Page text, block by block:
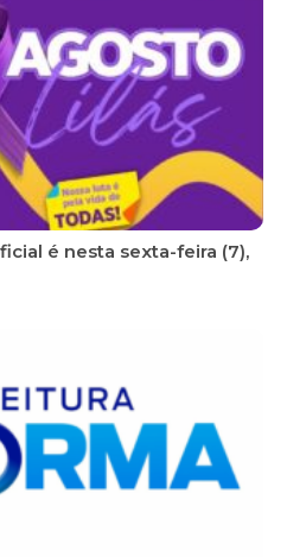
é nesta sexta-feira (7),